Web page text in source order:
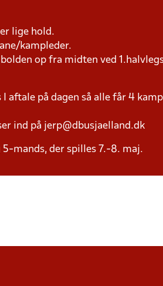
lige hold.
kampleder.
op fra midten ved
aftale på dagen så alle får 4
ind på jerp@dbusjaelland.dk
mands, der spilles 7.-8. maj.